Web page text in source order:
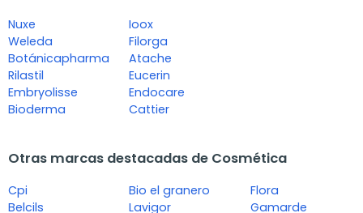
Nuxe
Weleda
Botánicapharma
Rilastil
Embryolisse
Bioderma
Ioox
Filorga
Atache
Eucerin
Endocare
Cattier
Otras marcas destacadas de Cosmética
Cpi
Belcils
Bio el granero
Lavigor
Flora
Gamarde